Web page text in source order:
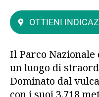
OTTIENI
Il Parco Nazionale
un luogo di
Dominato dal
con i suoi 3.718